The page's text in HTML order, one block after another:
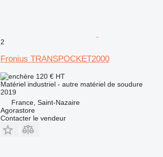
2
Fronius TRANSPOCKET2000
120 € HT
Matériel industriel - autre matériel de soudure
2019
France, Saint-Nazaire
Agorastore
Contacter le vendeur